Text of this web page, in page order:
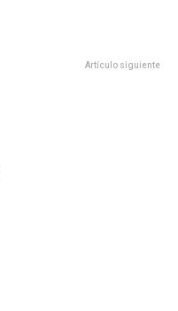
Artículo siguiente